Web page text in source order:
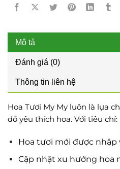
Mô tả
Đánh giá (0)
Thông tin liên hệ
Hoa Tươi My My luôn là lựa
đồ yêu thích hoa. Với tiêu chí:
Hoa tươi mới được nhập
Cập nhật xu hướng